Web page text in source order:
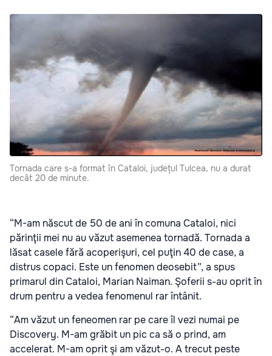
Tornada care s-a format în Cataloi, județul Tulcea, nu a durat
decât 20 de minute.
“M-am născut de 50 de ani în comuna Cataloi, nici
părinţii mei nu au văzut asemenea tornadă. Tornada a
lăsat casele fără acoperişuri, cel puţin 40 de case, a
distrus copaci. Este un fenomen deosebit”, a spus
primarul din Cataloi, Marian Naiman. Şoferii s-au oprit în
drum pentru a vedea fenomenul rar întânit.
“Am văzut un feneomen rar pe care îl vezi numai pe
Discovery. M-am grăbit un pic ca să o prind, am
accelerat. M-am oprit şi am văzut-o. A trecut peste